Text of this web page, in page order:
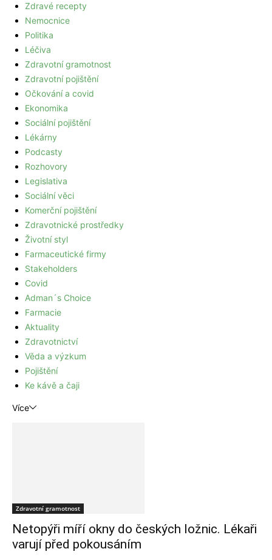
Zdravé recepty
Nemocnice
Politika
Léčiva
Zdravotní gramotnost
Zdravotní pojištění
Očkování a covid
Ekonomika
Sociální pojištění
Lékárny
Podcasty
Rozhovory
Legislativa
Sociální věci
Komerční pojištění
Zdravotnické prostředky
Životní styl
Farmaceutické firmy
Stakeholders
Covid
Adman´s Choice
Farmacie
Aktuality
Zdravotnictví
Věda a výzkum
Pojištění
Ke kávě a čaji
Více
Zdravotní gramotnost
Netopýři míří okny do českých ložnic. Lékaři
varují před pokousáním